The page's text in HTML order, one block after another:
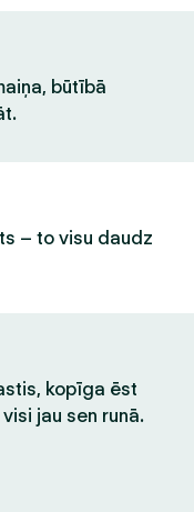
būtībā
– to visu daudz
kopīga ēst
jau sen runā.